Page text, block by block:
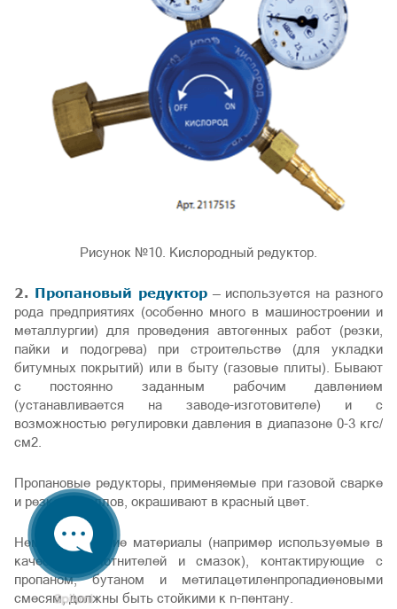
Рисунок №10. Кислородный редуктор.
2. Пропановый редуктор— используется на разного
рода предприятиях (особенно много в машиностроении и
металлургии) для проведения автогенных работ (резки,
пайки и подогрева) при строительстве (для укладки
битумных покрытий) или в быту (газовые плиты). Бывают
с постоянно заданным рабочим давлением
(устанавливается на заводе-изготовителе) и с
возможностью регулировки давления в диапазоне 0-3 кгс/
см2.
Пропановые редукторы, применяемые при газовой сварке
и резке металлов, окрашивают в красный цвет.
Неметаллические материалы (например используемые в
качестве уплотнителей и смазок), контактирующие с
пропаном, бутаном и метилацетиленпропадиеновыми
смесям, должны быть стойкими к n-пентану.